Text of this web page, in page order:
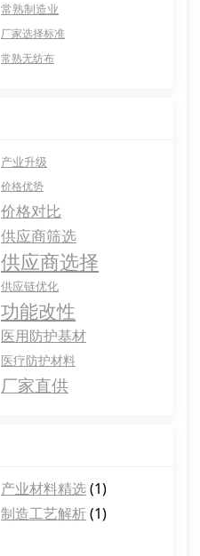
常熟制造业
厂家选择标准
常熟无纺布
产业升级
价格优势
价格对比
供应商筛选
供应商选择
供应链优化
功能改性
医用防护基材
医疗防护材料
厂家直供
产业材料精选(1)
制造工艺解析(1)